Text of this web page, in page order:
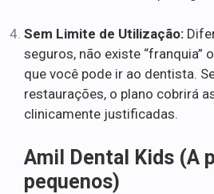
Sem Limite de Utilização:
seguros, não existe “franquia”
que você pode ir ao dentista.
restaurações, o plano cobrirá
clinicamente justificadas.
Amil Dental Kids (A
pequenos)